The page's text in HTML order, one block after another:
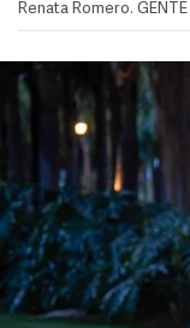
Renata Romero.